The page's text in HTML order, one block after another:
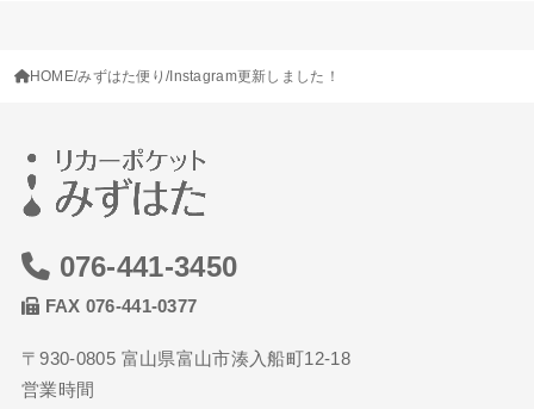
HOME みずはた便り Instagram更新しました！
076-441-3450
FAX 076-441-0377
〒930-0805 富山県富山市湊入船町12-18
営業時間